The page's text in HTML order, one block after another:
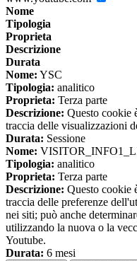
Nome
Tipologia
Proprieta
Descrizione
Durata
Nome: YSC
Tipologia: analitico
Proprieta: Terza parte
Descrizione: Questo cookie
traccia delle visualizzazioni
Durata: Sessione
Nome:
Tipologia: analitico
Proprieta: Terza parte
Descrizione: Questo cookie
traccia delle preferenze
nei siti; può anche
utilizzando la nuova o la
Youtube.
Durata: 6 mesi